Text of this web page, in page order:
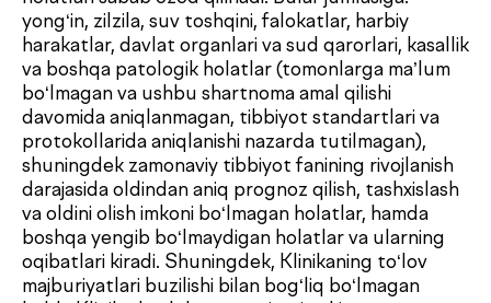
Mutaxassislar
Check-uplar
Yangiliklar
Aloqa
de factum kids
Ommaviy oferta
Sifat siyosati